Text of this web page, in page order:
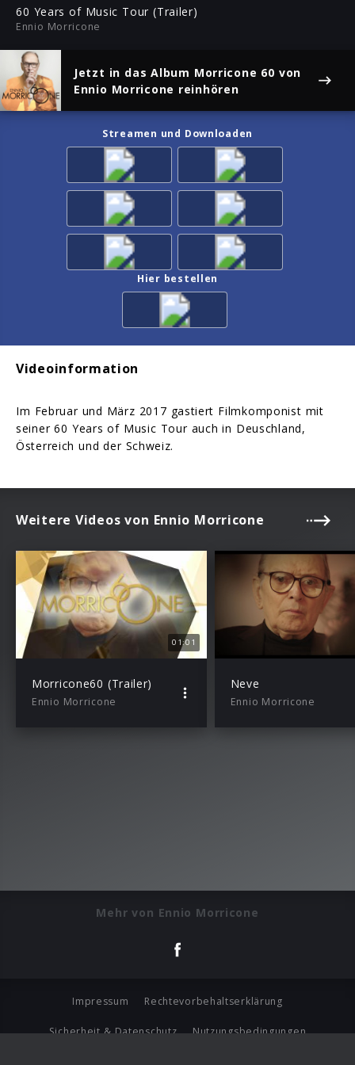
60 Years of Music Tour (Trailer)
Ennio Morricone
Jetzt in das Album Morricone 60 von
Ennio Morricone reinhören
Streamen und Downloaden
Hier bestellen
Videoinformation
Im Februar und März 2017 gastiert Filmkomponist mit
seiner 60 Years of Music Tour auch in Deuschland,
Österreich und der Schweiz.
Weitere Videos von Ennio Morricone
01:01
Morricone60 (Trailer)
Ennio Morricone
Neve
Ennio Morricone
Mehr von Ennio Morricone
Impressum Rechtevorbehaltserklärung
Sicherheit & Datenschutz Nutzungsbedingungen